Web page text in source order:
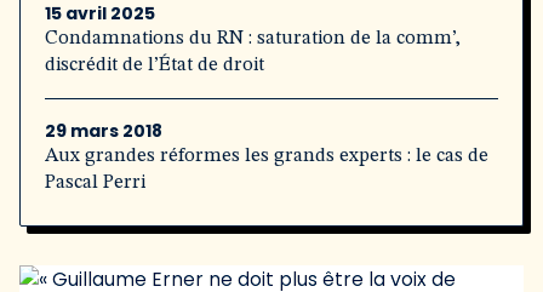
15 avril 2025
Condamnations du RN : saturation de la comm’,
discrédit de l’État de droit
29 mars 2018
Aux grandes réformes les grands experts : le cas de
Pascal Perri